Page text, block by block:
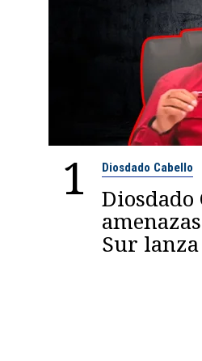
1 Diosdado Cabello
Diosdado
Sur